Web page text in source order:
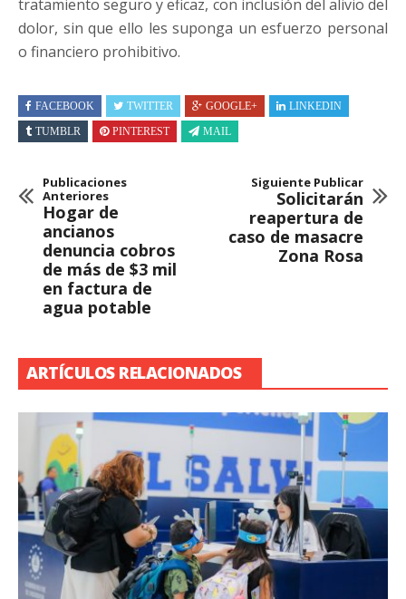
tratamiento seguro y eficaz, con inclusión del alivio del
dolor, sin que ello les suponga un esfuerzo personal
o financiero prohibitivo.
FACEBOOK TWITTER GOOGLE+
LINKEDIN
TUMBLR
PINTEREST MAIL
Publicaciones
Anteriores
Hogar de
ancianos
denuncia cobros
de más de $3 mil
en factura de
agua potable
Siguiente Publicar
Solicitarán
reapertura de
caso de masacre
Zona Rosa
ARTÍCULOS RELACIONADOS